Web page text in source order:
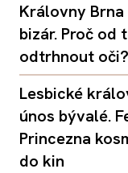
Královny
bizár. Proč od
odtrhnout oči?
Lesbické
únos bývalé.
Princezna
do kin